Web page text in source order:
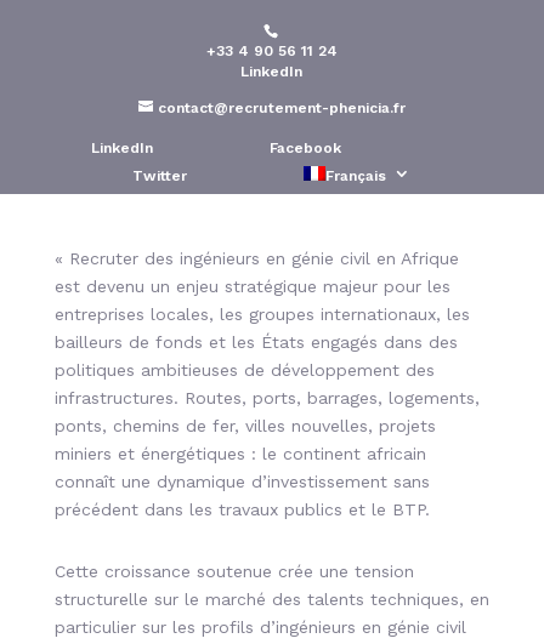
+33 4 90 56 11 24
LinkedIn
contact@recrutement-phenicia.fr
LinkedIn
Facebook
Twitter
Français
Les profils d’ingénieurs
en génie civil en Afrique
Publié le : 21 Jan 2026
« Recruter des ingénieurs en génie civil en Afrique
est devenu un enjeu stratégique majeur pour les
entreprises locales, les groupes internationaux, les
bailleurs de fonds et les États engagés dans des
politiques ambitieuses de développement des
infrastructures. Routes, ports, barrages, logements,
ponts, chemins de fer, villes nouvelles, projets
miniers et énergétiques : le continent africain
connaît une dynamique d’investissement sans
précédent dans les travaux publics et le BTP.
Cette croissance soutenue crée une tension
structurelle sur le marché des talents techniques, en
particulier sur les profils d’ingénieurs en génie civil